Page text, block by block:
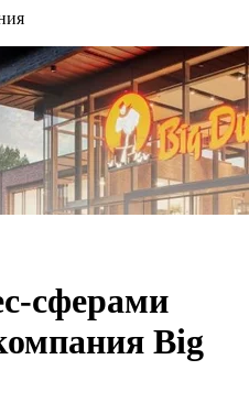
сферами
Big